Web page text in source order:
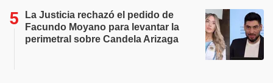
La Justicia rechazó el pedido de
Facundo Moyano para levantar la
perimetral sobre Candela Arizaga